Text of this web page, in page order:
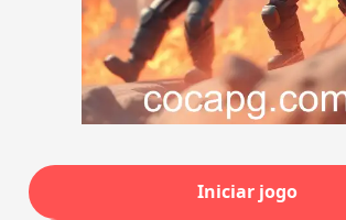
Iniciar jogo